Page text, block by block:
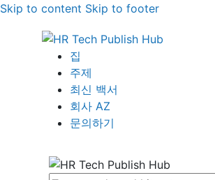
Skip to content Skip to footer
집
주제
최신 백서
회사 AZ
문의하기